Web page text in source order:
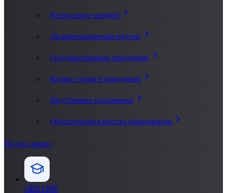
Расписание занятий
Экзаменационные недели
Государственные праздники
Кодекс этики и поведения
Внутренние положения
Обеспечение качества образования
Подать заявку
UBS LMS